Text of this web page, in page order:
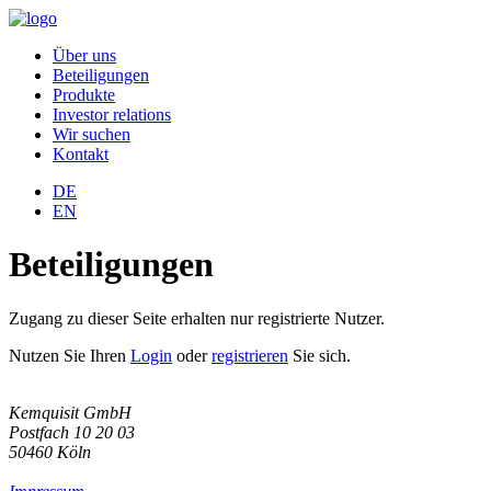
Über uns
Beteiligungen
Produkte
Investor relations
Wir suchen
Kontakt
DE
EN
Beteiligungen
Zugang zu dieser Seite erhalten nur registrierte Nutzer.
Nutzen Sie Ihren Login oderregistrieren Sie sich.
Kemquisit GmbH
Postfach 10 20 03
50460 Köln